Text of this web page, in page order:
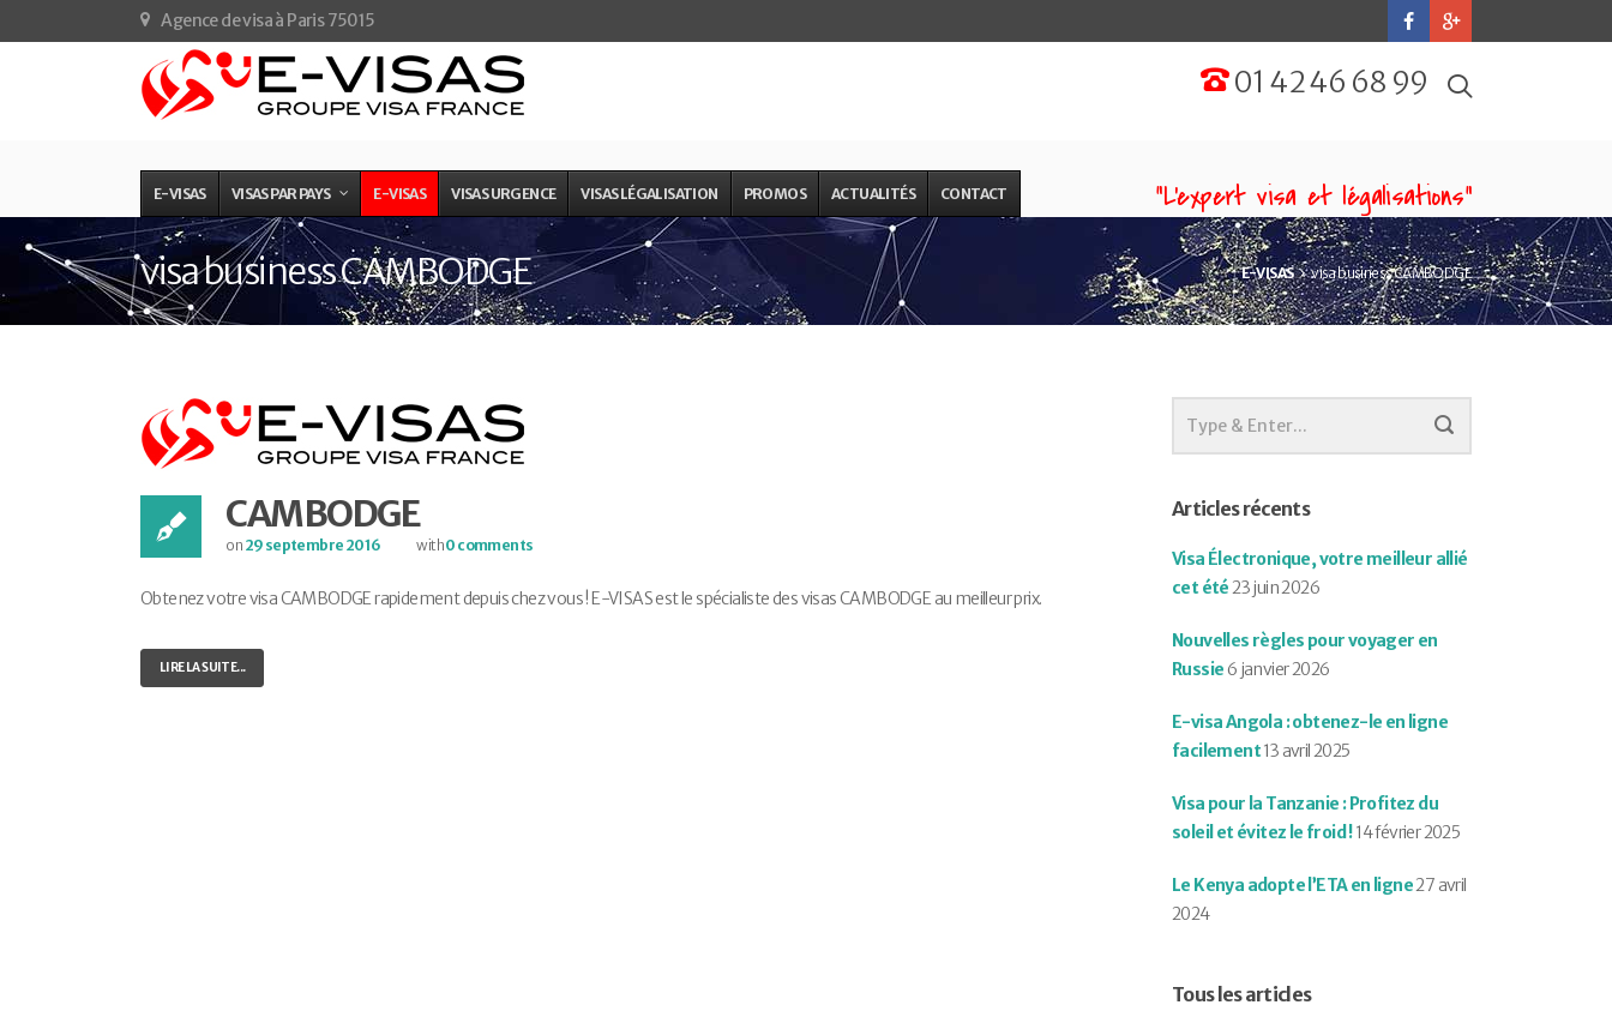
Agence de visa à Paris 75015
01 42 46 68 99
E-VISAS VISAS PAR PAYS E-VISAS VISAS URGENCE VISAS LÉGALISATION PROMOS ACTUALITÉS CONTACT “L'expert visa et légalisations”
visa business CAMBODGE E-VISAS visa business CAMBODGE
CAMBODGE
on 29 septembre 2016 with0 comments
Obtenez votre visa CAMBODGE rapidement depuis chez vous ! E-VISAS est le spécialiste des visas CAMBODGE au meilleur prix.
LIRE LA SUITE...
Articles récents
Visa Électronique, votre meilleur allié
cet été23 juin 2026
Nouvelles règles pour voyager en
Russie 6 janvier 2026
E-visa Angola : obtenez-le en ligne
facilement13 avril 2025
Visa pour la Tanzanie : Profitez du
soleil et évitez le froid !14 février 2025
Le Kenya adopte l’ETA en ligne27 avril
2024
Tous les articles